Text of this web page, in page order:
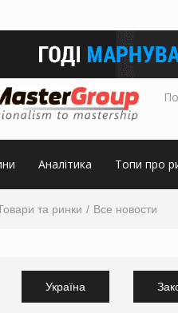
Аналітика Топи про
та ринки Все новости
Україна